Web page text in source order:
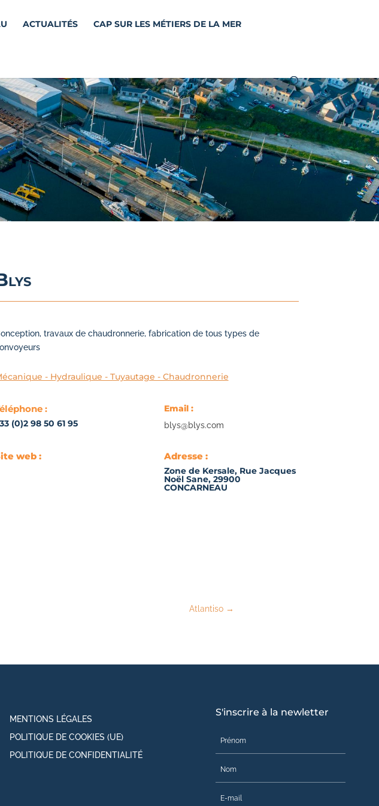
ACTUALITÉS CAP SUR LES MÉTIERS DE LA MER
travaux de chaudronnerie, fabrication de tous types de
- Hydraulique - Tuyautage - Chaudronnerie
:
(0)2 98 50 61 95
Email :
blys@blys.com
web : Adresse :
Zone de Kersale, Rue Jacques
Noël Sane, 29900
CONCARNEAU
Atlantiso →
MENTIONS LÉGALES
POLITIQUE DE COOKIES (UE)
POLITIQUE DE CONFIDENTIALITÉ
S'inscrire à la newletter